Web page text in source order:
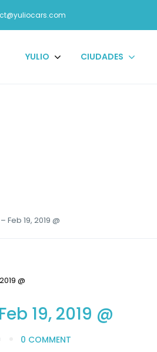
YULIO CIUDADES
Feb 19, 2019 @
19, 2019 @
0 COMMENT